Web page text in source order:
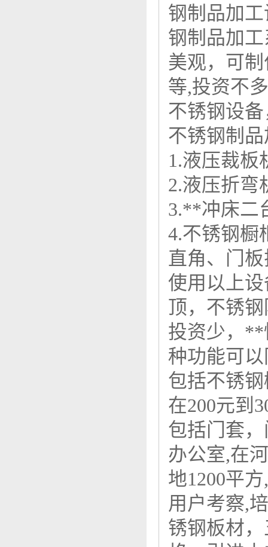
钢制品加
钢制品加
美观，可
等,投资不
不锈钢设
不锈钢制
1.液压裁板
2.液压折
3.**冲床二
4.不锈钢橱
直角、门
使用以上
顶，不锈
投资少，**
种功能可
包括不锈
在200元到
包括门套
办公室,在
地1200平
用户考察,
锈钢板材